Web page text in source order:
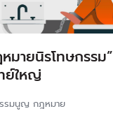
มายนิรโทษกรรม”
ย์ใหญ่
รมนูญ กฎหมาย